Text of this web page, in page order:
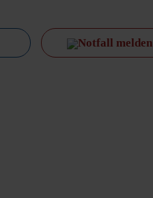
Notfall melden